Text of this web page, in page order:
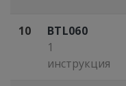
10
BTL060
1
инструкция